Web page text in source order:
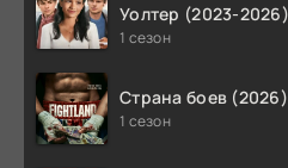
Уолтер (2023-2026)
1 сезон
Страна боев (2026)
1 сезон